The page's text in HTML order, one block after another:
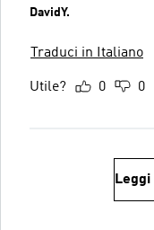
DavidY.
Traduci in Italiano
Utile? 0 0